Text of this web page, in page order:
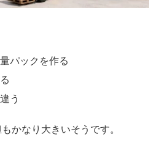
パックを作る
う
かなり大きいそうです。